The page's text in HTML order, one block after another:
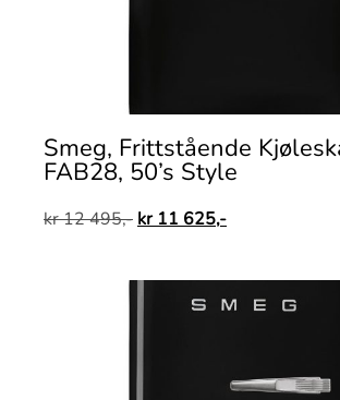
Smeg, Frittstående
FAB28, 50’s Style
kr12 495,- kr11 625,-